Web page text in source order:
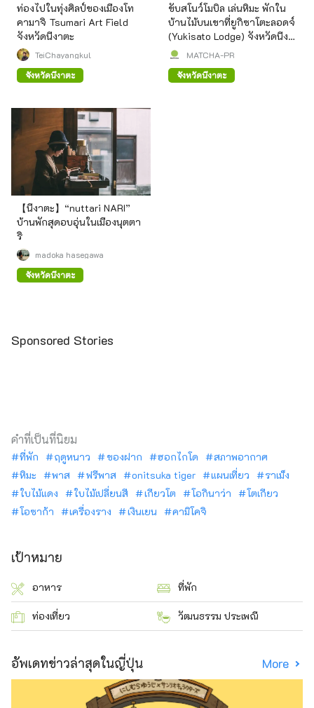
ท่องไปในทุ่งศิลป์ของเมืองโท
คามาจิ Tsumari Art Field
จังหวัดนีงาตะ
TeiChayangkul
จังหวัดนีงาตะ
ขับสโนว์โมบิล เล่นหิมะ พักใน
บ้านไม้บนเขาที่ยูกิซาโตะลอดจ์
(Yukisato Lodge) จังหวัดนีงา
ตะ
MATCHA-PR
จังหวัดนีงาตะ
【นีงาตะ】“nuttari NARI”
บ้านพักสุดอบอุ่นในเมืองนุตตา
ริ
madoka hasegawa
จังหวัดนีงาตะ
Sponsored Stories
คำที่เป็นที่นิยม
ที่พัก ฤดูหนาว ของฝาก ฮอกไกโด
สภาพอากาศ
หิมะ
พาส ฟรีพาส onitsuka tiger แผนเที่ยว
ราเม็ง
ใบไม้แดง
ใบไม้เปลี่ยนสี เกียวโต โอกินาว่า
โตเกียว
โอซาก้า
เครื่องราง เงินเยน คามิโคจิ
เป้าหมาย
อาหาร ที่พัก
ท่องเที่ยว วัฒนธรรม ประเพณี
อัพเดทข่าวล่าสุดในญี่ปุ่น More